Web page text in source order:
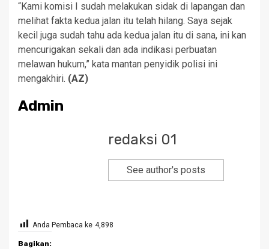
“Kami komisi I sudah melakukan sidak di lapangan dan
melihat fakta kedua jalan itu telah hilang. Saya sejak
kecil juga sudah tahu ada kedua jalan itu di sana, ini kan
mencurigakan sekali dan ada indikasi perbuatan
melawan hukum,” kata mantan penyidik polisi ini
mengakhiri. (AZ)
Admin
redaksi 01
See author's posts
Anda Pembaca ke 4,898
Bagikan: